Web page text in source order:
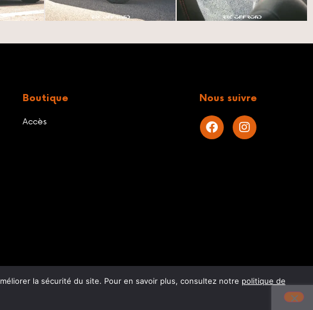
Boutique
Accès
Nous suivre
la sécurité du site. Pour en savoir plus, consultez notre politique de